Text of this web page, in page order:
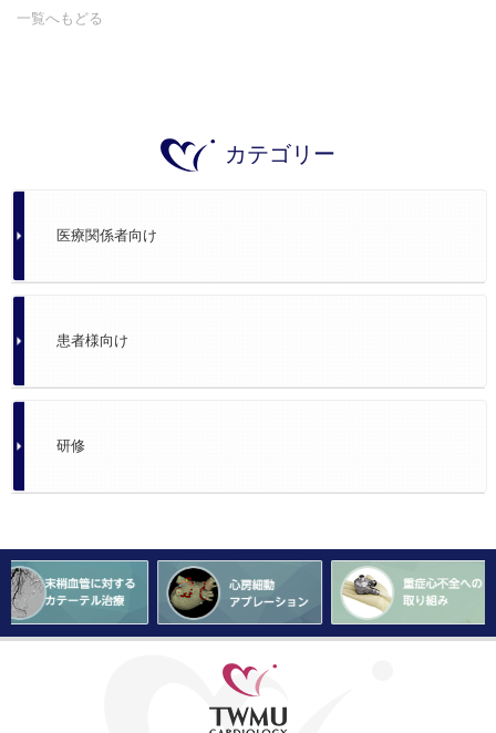
一覧へもどる
カテゴリー
医療関係者向け
患者様向け
研修